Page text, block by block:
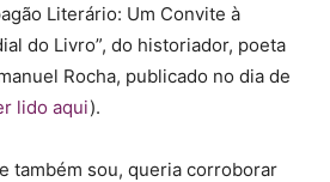
Literário: Um Convite à
do Livro”, do historiador, poeta
Rocha, publicado no dia de
lido aqui).
também sou, queria corroborar